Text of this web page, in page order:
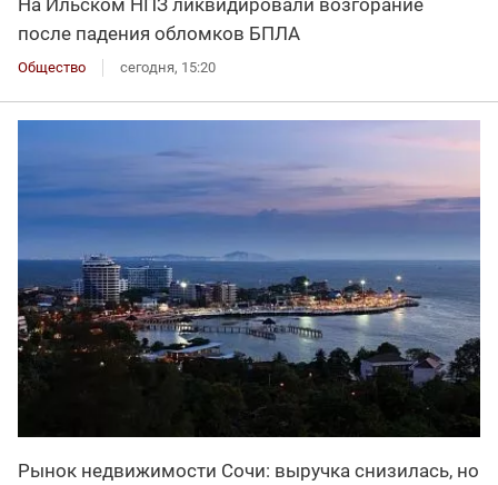
после падения обломков БПЛА
Общество сегодня, 15:20
Рынок недвижимости Сочи: выручка снизилась, но